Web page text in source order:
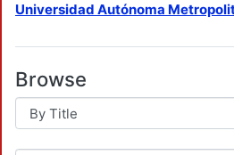
Universidad Autónoma
Browse